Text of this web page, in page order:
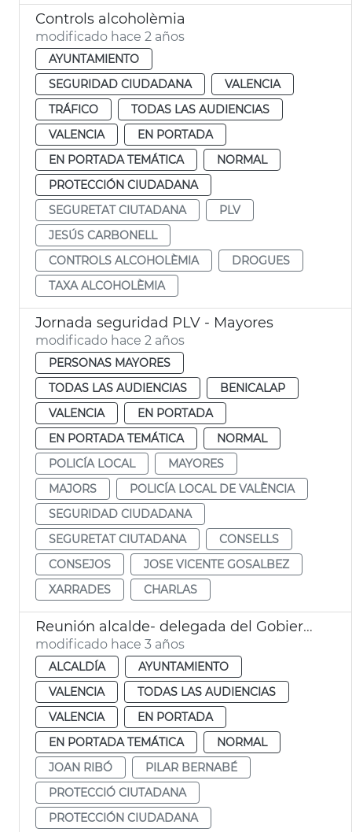
Controls alcoholèmia
modificado hace 2 años
AYUNTAMIENTO
SEGURIDAD CIUDADANA
VALENCIA
TRÁFICO
TODAS LAS AUDIENCIAS
VALENCIA
EN PORTADA
EN PORTADA TEMÁTICA
NORMAL
PROTECCIÓN CIUDADANA
SEGURETAT CIUTADANA
PLV
JESÚS CARBONELL
CONTROLS ALCOHOLÈMIA
DROGUES
TAXA ALCOHOLÈMIA
Jornada seguridad PLV - Mayores
modificado hace 2 años
PERSONAS MAYORES
TODAS LAS AUDIENCIAS
BENICALAP
VALENCIA
EN PORTADA
EN PORTADA TEMÁTICA
NORMAL
POLICÍA LOCAL
MAYORES
MAJORS
POLICÍA LOCAL DE VALÈNCIA
SEGURIDAD CIUDADANA
SEGURETAT CIUTADANA
CONSELLS
CONSEJOS
JOSE VICENTE GOSALBEZ
XARRADES
CHARLAS
Reunión alcalde- delegada del Gobierno
modificado hace 3 años
ALCALDÍA
AYUNTAMIENTO
VALENCIA
TODAS LAS AUDIENCIAS
VALENCIA
EN PORTADA
EN PORTADA TEMÁTICA
NORMAL
JOAN RIBÓ
PILAR BERNABÉ
PROTECCIÓ CIUTADANA
PROTECCIÓN CIUDADANA